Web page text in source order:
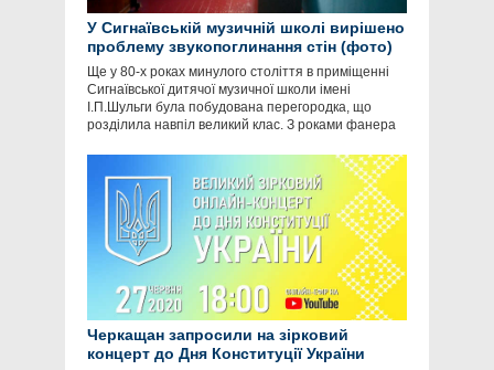
У Сигнаївській музичній школі вирішено
проблему звукопоглинання стін (фото)
Ще у 80-х роках минулого століття в приміщенні
Сигнаївської дитячої музичної школи імені
І.П.Шульги була побудована перегородка, що
розділила навпіл великий клас. З роками фанера
Черкащан запросили на зірковий
концерт до Дня Конституції України